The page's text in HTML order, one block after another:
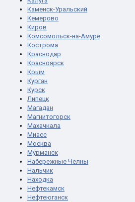
Каменск-Уральский
Кемерово
Киров
Комсомольск-на-Амуре
Кострома
Краснодар
Красноярск
Крым
Курган
Курск
Липецк
Магадан
Магнитогорск
Махачкала
Миасс
Москва
Мурманск
Набережные Челны
Нальчик
Находка
Нефтекамск
Нефтеюганск